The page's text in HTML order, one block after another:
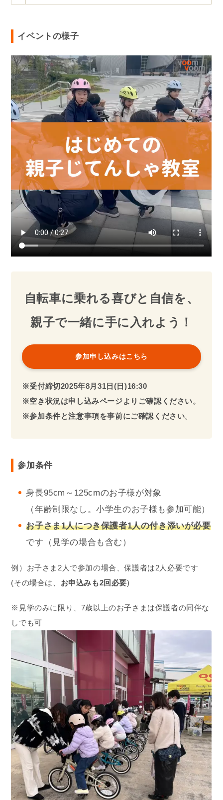
イベントの様子
自転車に乗れる喜びと自信を、
親子で一緒に手に入れよう！
参加申し込みはこちら
※受付締切2025年8月 31日(日)16:30
※空き状況は申し込みページよりご確認ください。
※参加条件と注意事項を事前にご確認ください。
参加条件
身長95cm～125cmのお子様が対象
（年齢制限なし。小学生のお子様も参加可能）
お子さま1人につき保護者1人の付き添いが必要
です（見学の場合も含む）
例）お子さま2人で参加の場合、保護者は2人必要です
(その場合は、 お申込みも2回必要)
※見学のみに限り、7歳以上のお子さまは保護者の同伴な
しでも可